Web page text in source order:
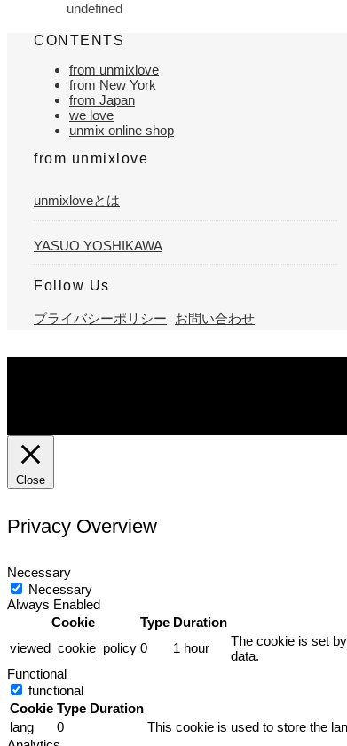
undefined
CONTENTS
from unmixlove
from New York
from Japan
we love
unmix online shop
from unmixlove
unmixloveとは
YASUO YOSHIKAWA
Follow Us
プライバシーポリシー お問い合わせ
Close
Privacy Overview
Necessary
Necessary
Always Enabled
Cookie
Type Duration
viewed_cookie_policy 0 1 hour
The cookie is set
data.
Functional
functional
Cookie Type Duration
lang
0
This cookie is used to store the